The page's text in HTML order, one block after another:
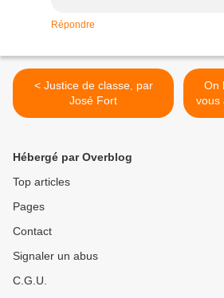
Répondre
< Justice de classe, par
José Fort
On
Hébergé par Overblog
Top articles
Pages
Contact
Signaler un abus
C.G.U.